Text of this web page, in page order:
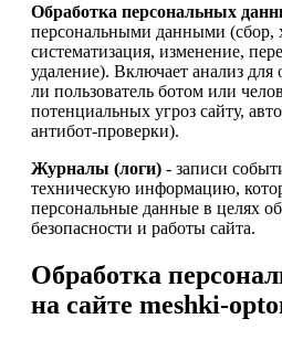
Обработка персональных
персональными данными (сбор,
систематизация, изменение,
удаление). Включает анализ для
ли пользователь ботом или
потенциальных угроз сайту,
антибот-проверки).
Журналы (логи) - записи
техническую информацию,
персональные данные в целях
безопасности и работы сайта.
Обработка
на сайте meshki-